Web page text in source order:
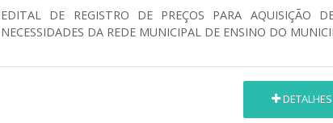
EDITAL DE REGISTRO DE PREÇOS PARA AQUISIÇÃO
NECESSIDADES DA REDE MUNICIPAL DE ENSINO DO
DETALHES